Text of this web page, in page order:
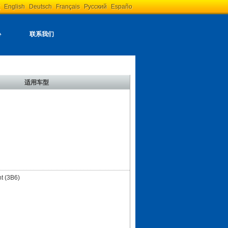
English Deutsch Français Русский Españo
联系我们
适用车型
(3B6)